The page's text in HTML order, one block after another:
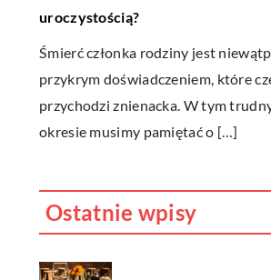
uroczystością?
Śmierć członka rodziny jest
przykrym doświadczeniem, które
przychodzi znienacka. W tym
okresie musimy pamiętać o […]
Ostatnie wpisy